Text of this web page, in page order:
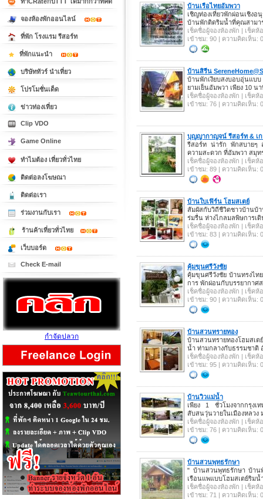
บ้านเรือไทยอัมพวา
เชิญท่องเที่ยวพักผ่อนเชิง
บ้านพักติดริมน้ำที่คุณสามา
เช็คชื่อผู้จองห้องพัก | เช็ค
เข้าชม: 90 | ความคิดเห็น: 0
บ้านสิรีน
บ้านพักเงียบสงบอบอุ่นแบ
ยามเย็นอัมพวา เพียง 10 น
เช็คชื่อผู้จองห้องพัก | เช็ค
เข้าชม: 76 | ความคิดเห็น: 0
บุญญากาญจน์ รีสอร์ท & เก
รีสอร์ท น่ารัก พักสบายๆ
ความสะดวก ที่อัมพวา สมุท
เช็คชื่อผู้จองห้องพัก | เช็ค
เข้าชม: 89 | ความคิดเห็น: 0
บ้านใบเฟิร์น โฮมสเตย์
สัมผัสกับวิถีชืวิตชาวบ้าน
ร่มรื่น ห่างไกลมลพิษการเ
เช็คชื่อผู้จองห้องพัก | เช็ค
เข้าชม: 83 | ความคิดเห็น: 0
คุ้มขุนศรีวังชัย
คุ้มขุนศรีวังชัย บ้านทรงไท
การ พักผ่อนกับบรรยากาศ
เช็คชื่อผู้จองห้องพัก | เช็ค
เข้าชม: 90 | ความคิดเห็น: 0
บ้านสวนทรายทอง
บ้านสวนทรายทองโฮมสเ
น้ำ ท่ามกลางกับธรรมชาติ
เช็คชื่อผู้จองห้องพัก | เช็ค
เข้าชม: 95 | ความคิดเห็น: 0
บ้านวิวแม่น้ำ
เพียง 1 ชั่วโมงจากกรุง
สับสนวุ่นวายในเมืองหลวง
เช็คชื่อผู้จองห้องพัก | เช็ค
เข้าชม: 76 | ความคิดเห็น: 0
บ้านสวนพุทธรักษา
" บ้านสวนพุทธรักษา บ้าน
เรือนแพแบบโฮมสเตย์ริมน้
เช็คชื่อผู้จองห้องพัก | เช็ค
เข้าชม: 71 | ความคิดเห็น: 0
จองห้องพักออนไลน์
ที่พัก โรงแรม รีสอร์ท
ที่พักแนะนำ
บริษัททัวร์ นำเที่ยว
โปรโมชั่นเด็ด
ข่าวท่องเที่ยว
Clip VDO
Game Online
ทำไมต้อง เที่ยวทั่วไทย
ติดต่อลงโฆษณา
ติดต่อเรา
ร่วมงานกับเรา
ร้านค้าเที่ยวทั่วไทย
เว็บบอร์ด
Check E-mail
กำจัดปลวก